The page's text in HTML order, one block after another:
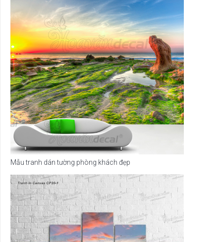
Mẫu tranh dán tường phòng khách đẹp